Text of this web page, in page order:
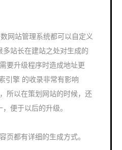
管理系统都可以自定义
站长在建站之处对生成的
要升级程序时造成地址更
引擎 的收录非常有影响
所以在策划网站的时候，还
便于以后的升级。
页都有详细的生成方式。